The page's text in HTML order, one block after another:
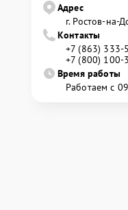
Адрес
г. Ростов-на-
Контакты
+7 (863) 333-
+7 (800) 100-
Время работы
Работаем с